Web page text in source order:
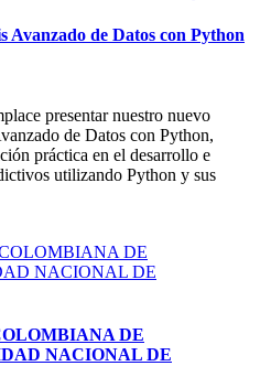
de Datos con Python
presentar nuestro nuevo
de Datos con Python,
práctica en el desarrollo e
utilizando Python y sus
DE
NACIONAL DE